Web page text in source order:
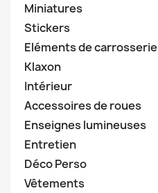
Miniatures
Stickers
Eléments de carrosserie
Klaxon
Intérieur
Accessoires de roues
Enseignes lumineuses
Entretien
Déco Perso
Vêtements